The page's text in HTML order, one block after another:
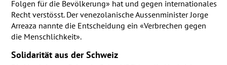
Folgen für die Bevölkerung» hat und gegen internationales
Recht verstösst. Der venezolanische Aussenminister Jorge
Arreaza nannte die Entscheidung ein «Verbrechen gegen
die Menschlichkeit».
Solidarität aus der Schweiz